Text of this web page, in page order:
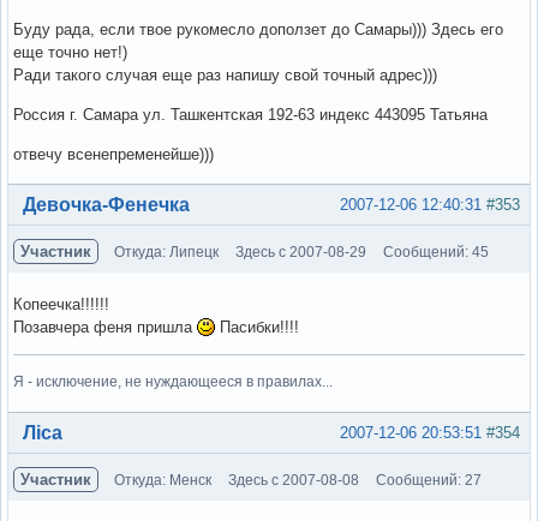
Буду рада, если твое рукомесло доползет до Самары))) Здесь его
еще точно нет!)
Ради такого случая еще раз напишу свой точный адрес)))
Россия г. Самара ул. Ташкентская 192-63 индекс 443095 Татьяна
отвечу всенепременейше)))
Вне форума #353
2007-12-06 12:40:31
Девочка-Фенечка
Участник Откуда: Липецк Здесь с 2007-08-29 Сообщений: 45
Копеечка!!!!!!
Позавчера феня пришла
Пасибки!!!!
Я - исключение, не нуждающееся в правилах...
Вне форума #354
2007-12-06 20:53:51
Ліса
Участник Откуда: Менск Здесь с 2007-08-08 Сообщений: 27